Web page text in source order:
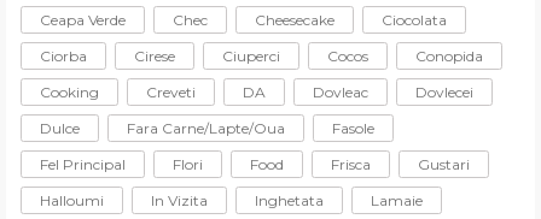
Ceapa Verde
Chec Cheesecake
Ciocolata
Ciorba
Cirese Ciuperci Cocos
Conopida
Cooking
Creveti DA Dovleac
Dovlecei
Dulce
Fara Carne/lapte/oua
Fasole
Fel Principal
Flori Food Frisca
Gustari
Halloumi
In Vizita Inghetata Lamaie